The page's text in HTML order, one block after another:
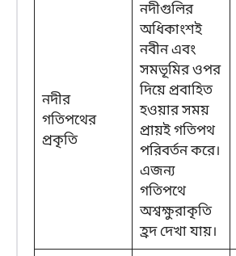
নদীর
গতিপথের
প্রকৃতি
নদীগুলির
অধিকাংশই
নবীন এবং
সমভূমির ওপর
দিয়ে প্রবাহিত
হওয়ার সময়
প্রায়ই গতিপথ
পরিবর্তন করে।
এজন্য
গতিপথে
অশ্বক্ষুরাকৃতি
হ্রদ দেখা যায়।